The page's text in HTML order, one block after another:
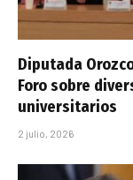
Diputada
Foro sobre
universitarios
2 julio, 2026